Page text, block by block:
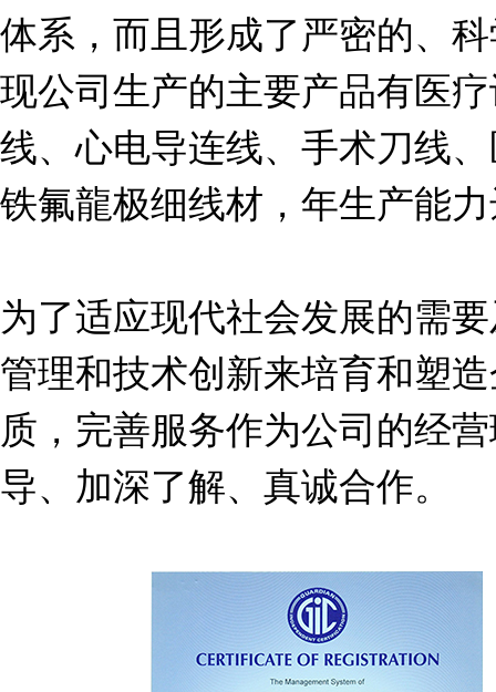
体系，而且形成了严密的、
现公司生产的主要产品有医
线、心电导连线、手术刀线
铁氟龍极细线材，年生产能力
为了适应现代社会发展的需
管理和技术创新来培育和塑
质，完善服务作为公司的经
导、加深了解、真诚合作。